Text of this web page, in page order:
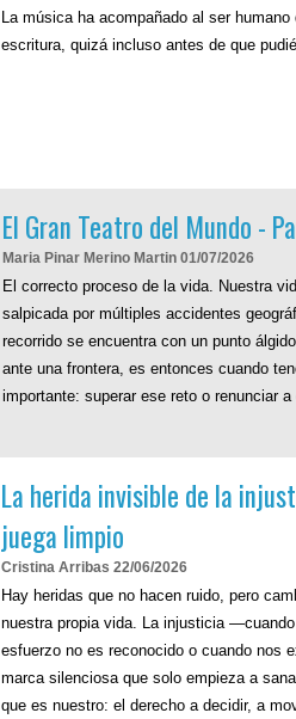
La música ha acompañado al ser
escritura, quizá incluso antes de que
El Gran Teatro del Mundo -
Maria Pinar Merino Martin 01/07/2026
El correcto proceso de la vida. Nuestra
salpicada por múltiples accidentes
recorrido se encuentra con un punto
ante una frontera, es entonces cuando
importante: superar ese reto o renunciar a
La herida invisible de la
juega limpio
Cristina Arribas 22/06/2026
Hay heridas que no hacen ruido, pero
nuestra propia vida. La injusticia
esfuerzo no es reconocido o cuando nos
marca silenciosa que solo empieza a
que es nuestro: el derecho a decidir, a